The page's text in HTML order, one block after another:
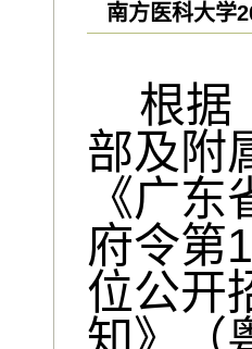
南方医科大学
根据
部及附
《广
府令第
位公开